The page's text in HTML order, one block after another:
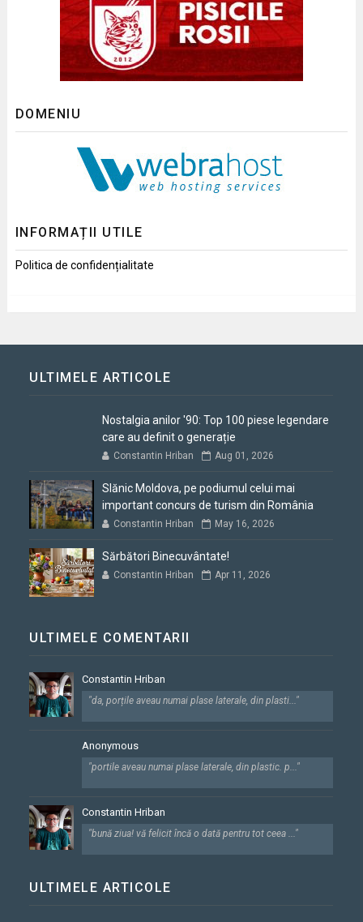
DOMENIU
INFORMAȚII UTILE
Politica de confidențialitate
ULTIMELE ARTICOLE
Nostalgia anilor '90: Top 100 piese legendare
care au definit o generație
Constantin Hriban Aug 01, 2026
Slănic Moldova, pe podiumul celui mai
important concurs de turism din România
Constantin Hriban May 16, 2026
Sărbători Binecuvântate!
Constantin Hriban Apr 11, 2026
ULTIMELE COMENTARII
Constantin Hriban
"da, porțile aveau numai plase laterale, din plasti..."
Anonymous
"portile aveau numai plase laterale, din plastic. p..."
Constantin Hriban
"bună ziua! vă felicit încă o dată pentru tot ceea ..."
ULTIMELE ARTICOLE